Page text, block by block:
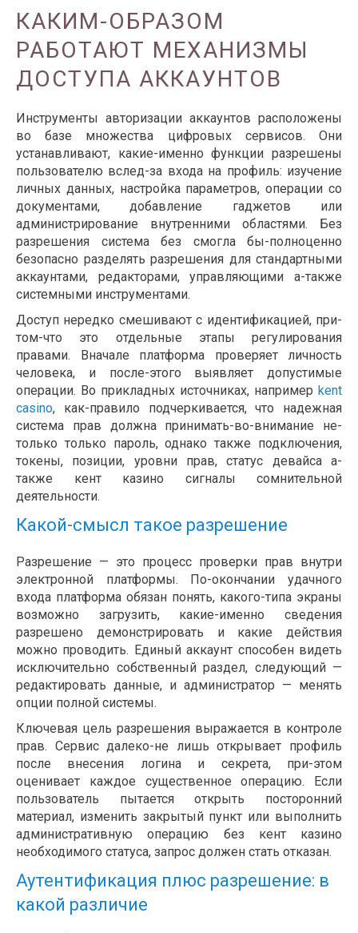
КАКИМ-ОБРАЗОМ
РАБОТАЮТ МЕХАНИЗМЫ
ДОСТУПА АККАУНТОВ
Инструменты авторизации аккаунтов расположены
во базе множества цифровых сервисов. Они
устанавливают, какие-именно функции разрешены
пользователю вслед-за входа на профиль: изучение
личных данных, настройка параметров, операции со
документами, добавление гаджетов или
администрирование внутренними областями. Без
разрешения система без смогла бы-полноценно
безопасно разделять разрешения для стандартными
аккаунтами, редакторами, управляющими а-также
системными инструментами.
Доступ нередко смешивают с идентификацией, при-
том-что это отдельные этапы регулирования
правами. Вначале платформа проверяет личность
человека, и после-этого выявляет допустимые
операции. Во прикладных источниках, например kent
casino, как-правило подчеркивается, что надежная
система прав должна принимать-во-внимание не-
только только пароль, однако также подключения,
токены, позиции, уровни прав, статус девайса а-
также кент казино сигналы сомнительной
деятельности.
Какой-смысл такое разрешение
Разрешение — это процесс проверки прав внутри
электронной платформы. По-окончании удачного
входа платформа обязан понять, какого-типа экраны
возможно загрузить, какие-именно сведения
разрешено демонстрировать и какие действия
можно проводить. Единый аккаунт способен видеть
исключительно собственный раздел, следующий —
редактировать данные, и администратор — менять
опции полной системы.
Ключевая цель разрешения выражается в контроле
прав. Сервис далеко-не лишь открывает профиль
после внесения логина и секрета, при-этом
оценивает каждое существенное операцию. Если
пользователь пытается открыть посторонний
материал, изменить закрытый пункт или выполнить
административную операцию без кент казино
необходимого статуса, запрос должен стать отказан.
Аутентификация плюс разрешение: в
какой различие